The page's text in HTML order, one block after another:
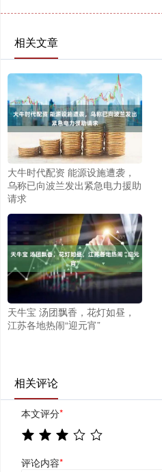
相关文章
大牛时代配资 能源设施遭袭，
乌称已向波兰发出紧急电力援助
请求
天牛宝 汤团飘香，花灯如昼，
江苏各地热闹“迎元宵”
相关评论
本文评分*
评论内容*